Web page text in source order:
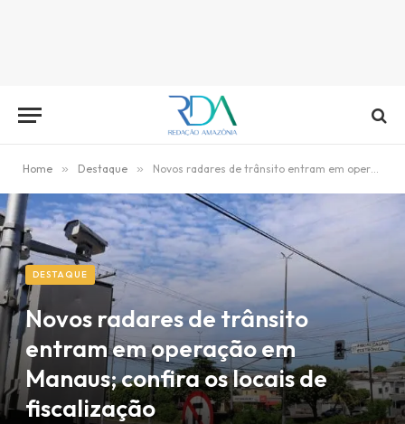
Home » Destaque » Novos radares de trânsito entram em operação em Manaus; confira os locais de fiscalização
DESTAQUE
Novos radares de trânsito
entram em operação em
Manaus; confira os locais de
fiscalização